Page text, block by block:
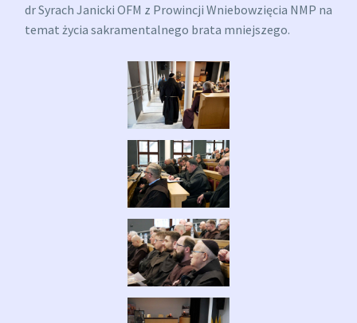
dr Syrach Janicki OFM z Prowincji Wniebowzięcia NMP na
temat życia sakramentalnego brata mniejszego.